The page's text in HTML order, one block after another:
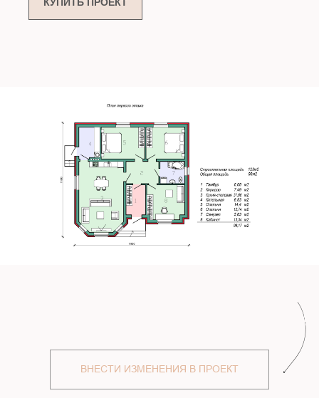
ВХОДИТ
В СТОИМОСТЬ